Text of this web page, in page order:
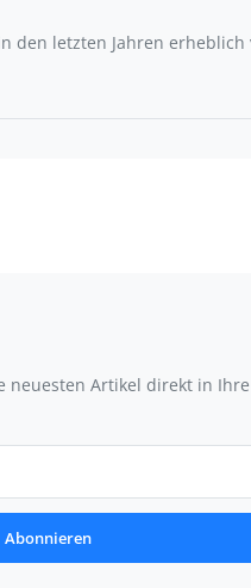
den letzten Jahren
neuesten Artikel direkt in
Abonnieren